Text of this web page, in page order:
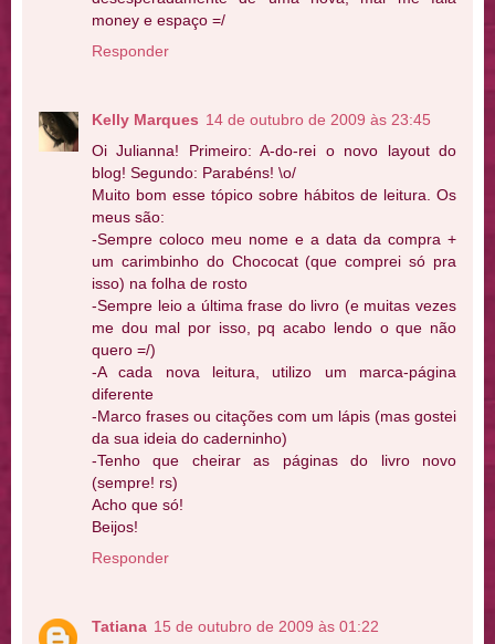
money e espaço =/
Responder
Kelly Marques 14 de outubro de 2009 às 23:45
Oi Julianna! Primeiro: A-do-rei o novo layout do
blog! Segundo: Parabéns! \o/
Muito bom esse tópico sobre hábitos de leitura. Os
meus são:
-Sempre coloco meu nome e a data da compra +
um carimbinho do Chococat (que comprei só pra
isso) na folha de rosto
-Sempre leio a última frase do livro (e muitas vezes
me dou mal por isso, pq acabo lendo o que não
quero =/)
-A cada nova leitura, utilizo um marca-página
diferente
-Marco frases ou citações com um lápis (mas gostei
da sua ideia do caderninho)
-Tenho que cheirar as páginas do livro novo
(sempre! rs)
Acho que só!
Beijos!
Responder
Tatiana 15 de outubro de 2009 às 01:22